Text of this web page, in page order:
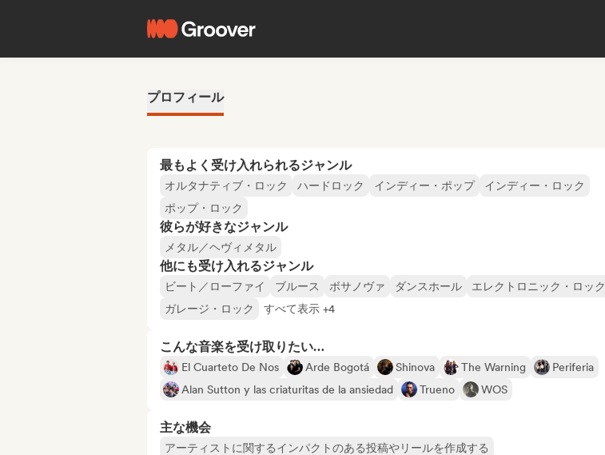
プロフィール
最もよく受け入れられるジャンル
オルタナティブ・ロック ハードロック インディー・ポップ
インディー・ロック
ポップ・ロック
彼らが好きなジャンル
メタル／ヘヴィメタル
他にも受け入れるジャンル
ビート／ローファイ ブルース ボサノヴァ ダンスホール
エレクトロニック・ロック
ガレージ・ロック
すべて表示 +4
こんな音楽を受け取りたい…
El Cuarteto De Nos Arde Bogotá Shinova The Warning
Periferia
Alan Sutton y las criaturitas de la ansiedad
Trueno WOS
主な機会
アーティストに関するインパクトのある投稿やリールを作成する